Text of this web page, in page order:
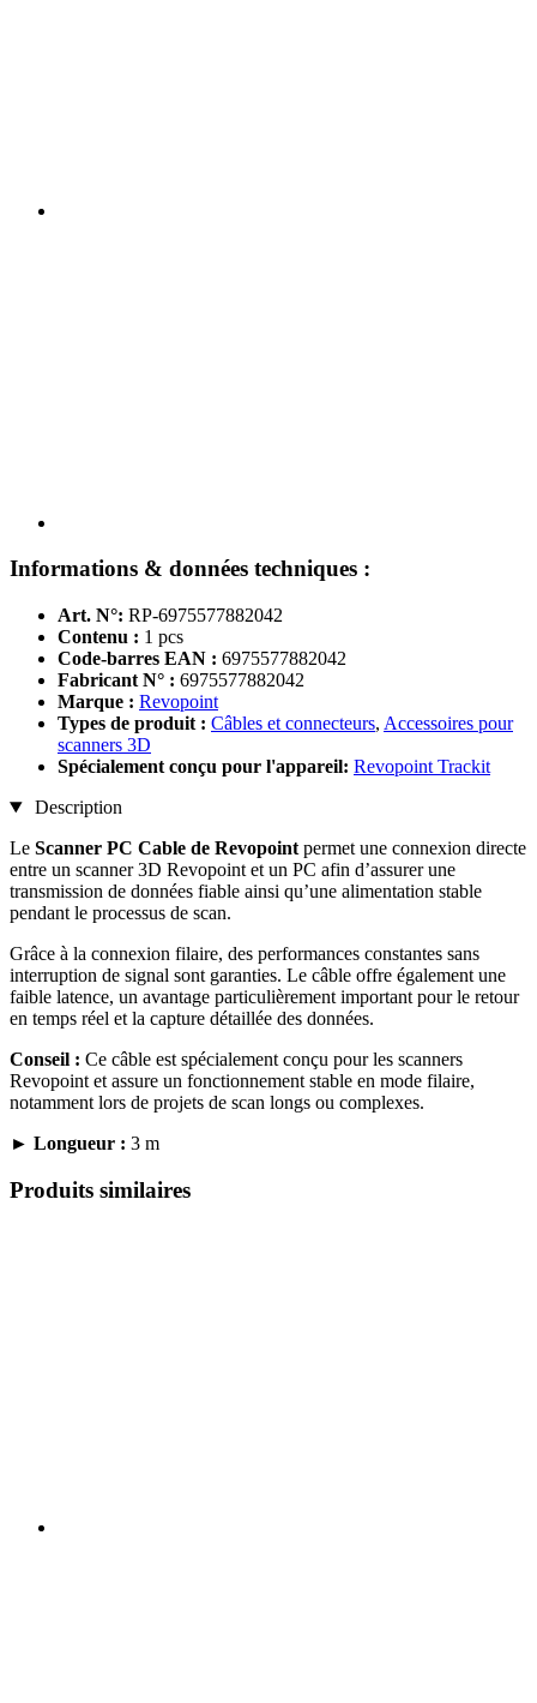
Informations & données techniques :
Art. N°: RP-6975577882042
Contenu : 1 pcs
Code-barres EAN : 6975577882042
Fabricant N° : 6975577882042
Marque : Revopoint
Types de produit : Câbles et connecteurs, Accessoires pour
scanners 3D
Spécialement conçu pour l'appareil: Revopoint Trackit
Description
Le Scanner PC Cable de Revopoint permet une connexion directe
entre un scanner 3D Revopoint et un PC afin d’assurer une
transmission de données fiable ainsi qu’une alimentation stable
pendant le processus de scan.
Grâce à la connexion filaire, des performances constantes sans
interruption de signal sont garanties. Le câble offre également une
faible latence, un avantage particulièrement important pour le retour
en temps réel et la capture détaillée des données.
Conseil : Ce câble est spécialement conçu pour les scanners
Revopoint et assure un fonctionnement stable en mode filaire,
notamment lors de projets de scan longs ou complexes.
► Longueur : 3 m
Produits similaires